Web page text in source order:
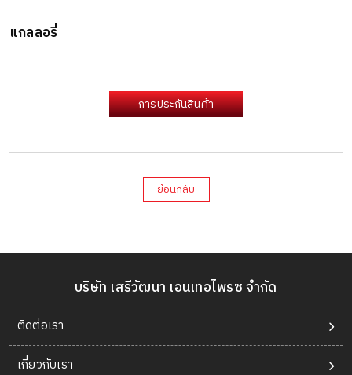
แกลลอรี่
การประกันสินค้า
ย้อนกลับ
บริษัท เสรีวัฒนา เอนเทอไพรซ จำกัด
ติดต่อเรา
เกี่ยวกับเรา